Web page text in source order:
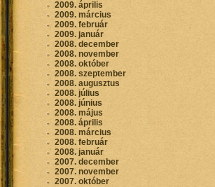
2009. április
2009. március
2009. február
2009. január
2008. december
2008. november
2008. október
2008. szeptember
2008. augusztus
2008. július
2008. június
2008. május
2008. április
2008. március
2008. február
2008. január
2007. december
2007. november
2007. október